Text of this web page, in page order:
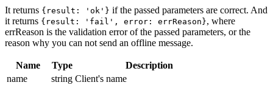
It returns {result: 'ok'} if the passed parameters are correct. And
it returns {result: 'fail', error: errReason}, where
errReason is the validation error of the passed parameters, or the
reason why you can not send an offline message.
Name Type
Description
name
string Client's name